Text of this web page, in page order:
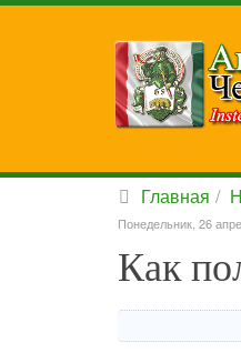
Главная
Понедельник, 26
Как